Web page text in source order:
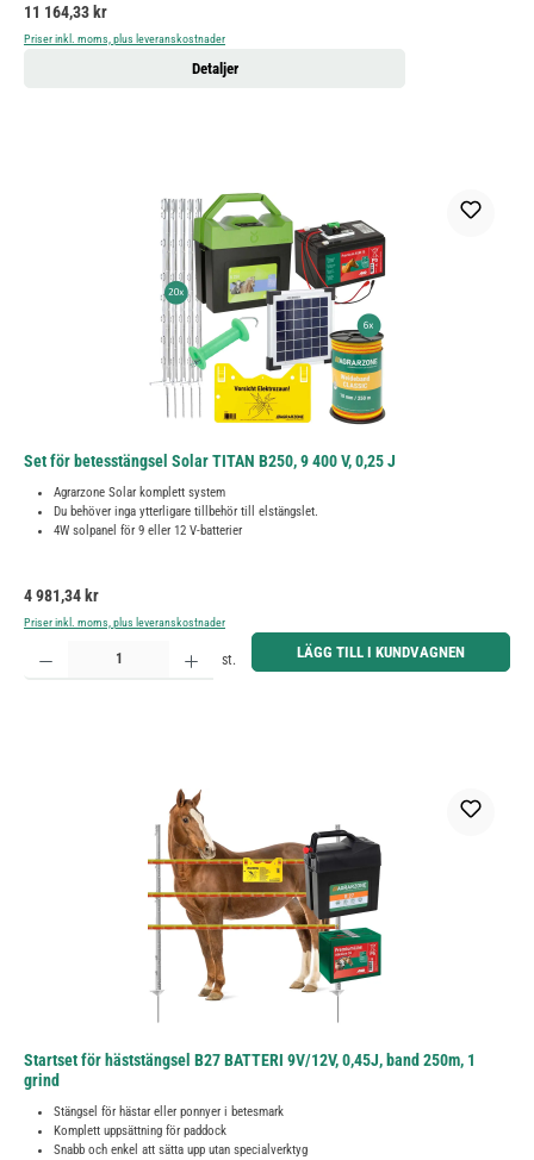
Ordinarie pris:
11 164,33 kr
Priser inkl. moms, plus leveranskostnader
Detaljer
Set för betesstängsel Solar TITAN B250, 9 400 V, 0,25 J
Agrarzone Solar komplett system
Du behöver inga ytterligare tillbehör till elstängslet.
4W solpanel för 9 eller 12 V-batterier
Ordinarie pris:
4 981,34 kr
Priser inkl. moms, plus leveranskostnader
Produktkvantitet: Ange önskat belopp eller använd knapparna för att öka eller minska kvantiteten.
st. LÄGG TILL I KUNDVAGNEN
Startset för häststängsel B27 BATTERI 9V/12V, 0,45J, band 250m, 1
grind
Stängsel för hästar eller ponnyer i betesmark
Komplett uppsättning för paddock
Snabb och enkel att sätta upp utan specialverktyg